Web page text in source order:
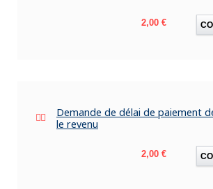
Prix
2,00 €
Demande de délai de paiement
le revenu
Prix
2,00 €